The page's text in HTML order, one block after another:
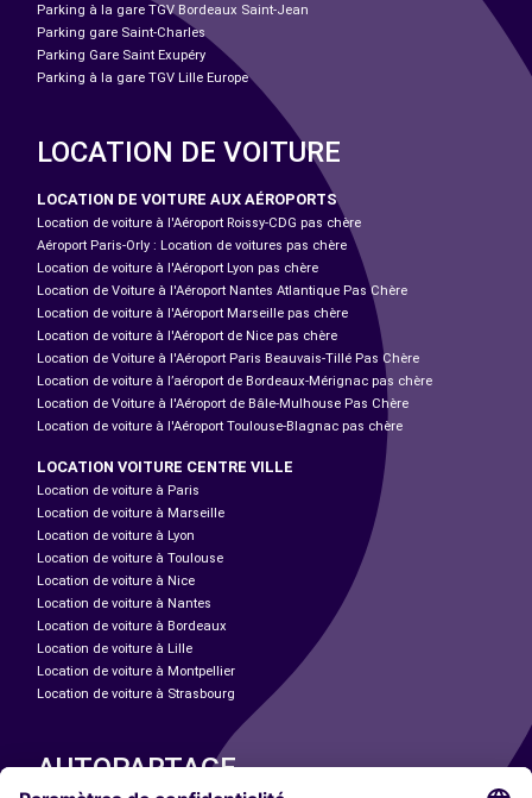
Parking à la gare TGV Bordeaux Saint-Jean
Parking gare Saint-Charles
Parking Gare Saint Exupéry
Parking à la gare TGV Lille Europe
LOCATION DE VOITURE
LOCATION DE VOITURE AUX AÉROPORTS
Location de voiture à l'Aéroport Roissy-CDG pas chère
Aéroport Paris-Orly : Location de voitures pas chère
Location de voiture à l'Aéroport Lyon pas chère
Location de Voiture à l'Aéroport Nantes Atlantique Pas Chère
Location de voiture à l'Aéroport Marseille pas chère
Location de voiture à l'Aéroport de Nice pas chère
Location de Voiture à l'Aéroport Paris Beauvais-Tillé Pas Chère
Location de voiture à l’aéroport de Bordeaux-Mérignac pas chère
Location de Voiture à l'Aéroport de Bâle-Mulhouse Pas Chère
Location de voiture à l'Aéroport Toulouse-Blagnac pas chère
LOCATION VOITURE CENTRE VILLE
Location de voiture à Paris
Location de voiture à Marseille
Location de voiture à Lyon
Location de voiture à Toulouse
Location de voiture à Nice
Location de voiture à Nantes
Location de voiture à Bordeaux
Location de voiture à Lille
Location de voiture à Montpellier
Location de voiture à Strasbourg
AUTOPARTAGE